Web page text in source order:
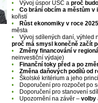
•
Vývoj úspor ÚSC a proč
•
Co brání obcím a městům
kořistí
•
Růst ekonomiky v roce 2025
města
•
Vývoj sdílených daní, výhled
proč má smysl konečně začít
•
Změny financování v
neinvestiční výdaje)
•
Finanční toky před a po
•
Změna daňových podílů od
• Školské kritérium a jeho
•
Doporučení pro rozpočet po
•
Doporučení pro stanovení
•
Upozornění na závěr – volby